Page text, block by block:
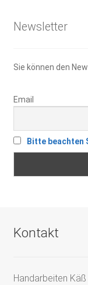
Newsletter
Sie können den
Email
Bitte beachten
Kontakt
Handarbeiten Käß